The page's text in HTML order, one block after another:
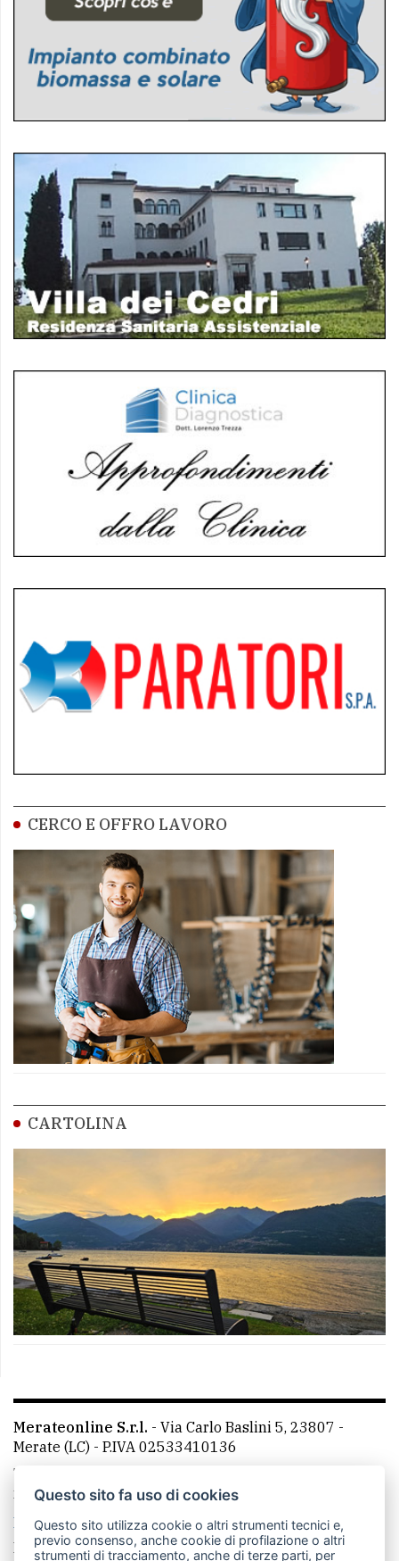
CERCO E OFFRO LAVORO
CARTOLINA
Merateonline S.r.l. - Via Carlo Baslini 5, 23807 -
Merate (LC) - P.IVA 02533410136
Telefono:
mail: redazione@leccoonline.com
La redazione
MerateOnline CasateOnline
RSS
Made by VIP
Questo sito fa uso di cookies
Questo sito utilizza cookie o altri strumenti tecnici e,
previo consenso, anche cookie di profilazione o altri
strumenti di tracciamento, anche di terze parti, per